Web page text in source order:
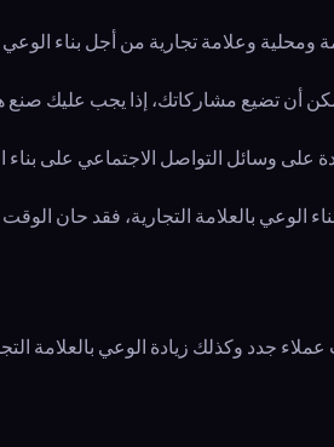
وعلامة تجارية من أجل بناء الوعي
أن تضيع مشاركاتك، إذا يجب عليك
وسائل التواصل الاجتماعي على بناء
الوعي بالعلامة التجارية، فقد حان
عملاء جدد وكذلك زيادة الوعي بالعلامة